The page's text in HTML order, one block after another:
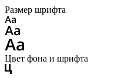
Размер шрифта
Цвет фона и шрифта